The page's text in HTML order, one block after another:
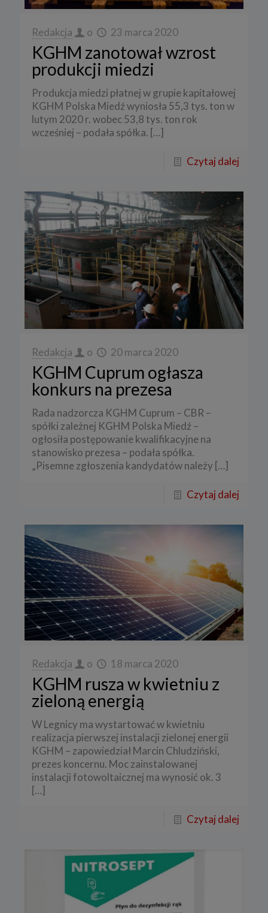
Redakcja o 23 marca 2020
KGHM zanotował wzrost
produkcji miedzi
Produkcja miedzi płatnej w grupie kapitałowej
KGHM Polska Miedź wyniosła 55,3 tys. ton w
lutym 2020 r. wobec 53,8 tys. ton rok
wcześniej – podała spółka. […]
Czytaj dalej
Redakcja o 20 marca 2020
KGHM Cuprum ogłasza
konkurs na prezesa
Rada nadzorcza KGHM Cuprum – CBR –
spółki zależnej KGHM Polska Miedź –
ogłosiła postępowanie kwalifikacyjne na
stanowisko prezesa – podała spółka.
„Pisemne zgłoszenia kandydatów należy […]
Czytaj dalej
Redakcja o 18 marca 2020
KGHM rusza w kwietniu z
zieloną energią
W Legnicy ma wystartować w kwietniu
realizacja pierwszej instalacji zielonej energii
KGHM – zapowiedział Marcin Chludziński,
prezes koncernu. Moc zainstalowanej
instalacji fotowoltaicznej ma wynosić ok. 3
[…]
Czytaj dalej